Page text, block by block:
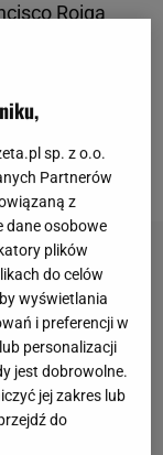
Roiga
następnie
Jessica
sp. z o.o.
Partnerów
z
dane osobowe
plików
do celów
wyświetlania
i preferencji w
personalizacji
jest dobrowolne.
jej zakres lub
do